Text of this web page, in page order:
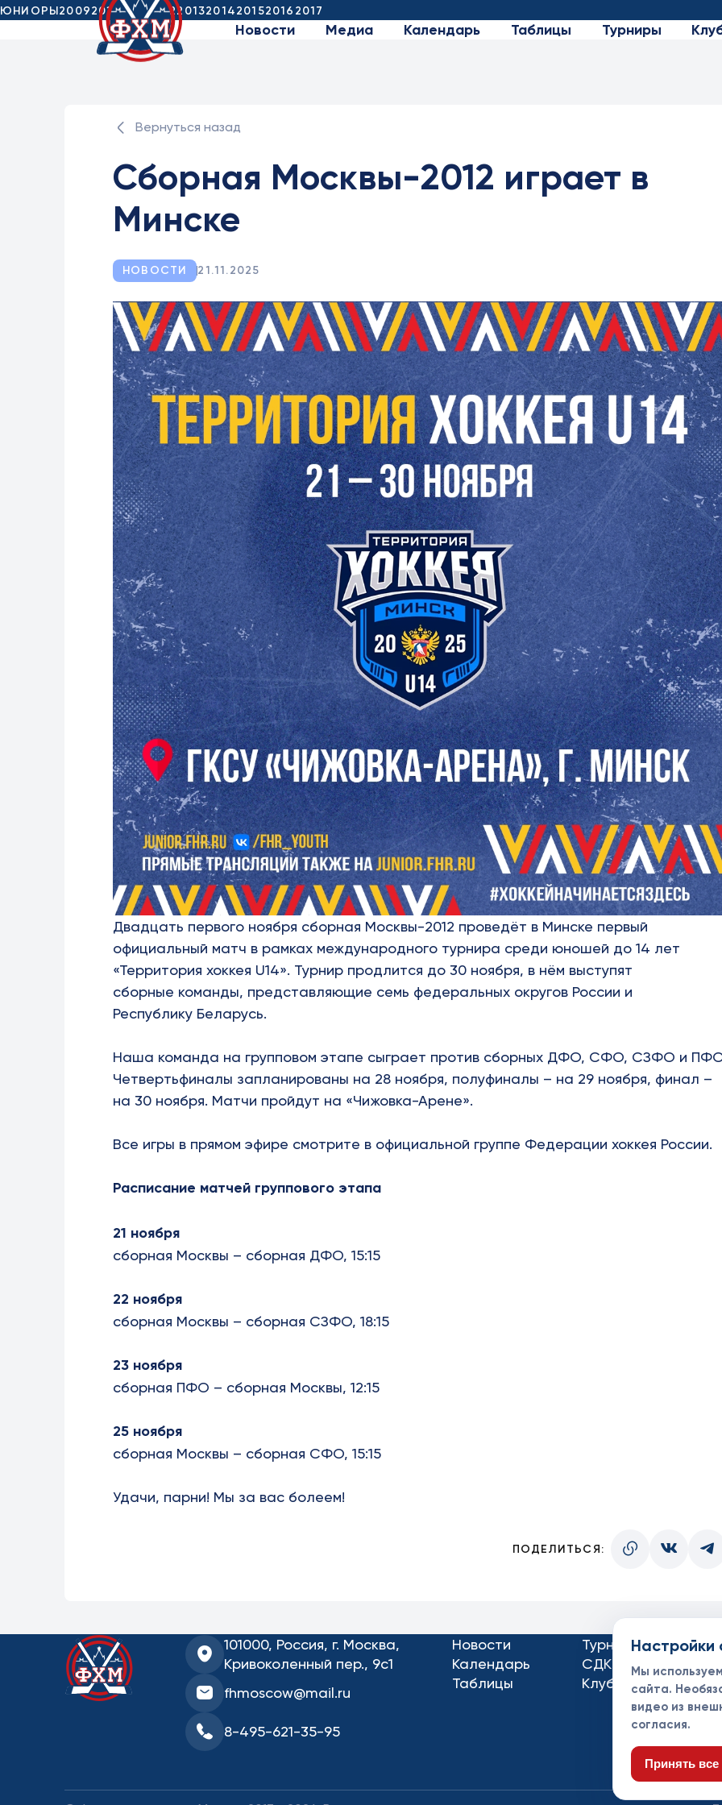
ЮНИОРЫ20092010201120122013201420152016 2017
Новости Медиа Календарь Таблицы Турниры
Вернуться назад
Сборная Москвы-2012 играет в
Минске
НОВОСТИ 21.11.2025
Двадцать первого ноября сборная Москвы-2012 проведёт в Минске первый
официальный матч в рамках международного турнира среди юношей до 14 лет
«Территория хоккея U14». Турнир продлится до 30 ноября, в нём выступят
сборные команды, представляющие семь федеральных округов России и
Республику Беларусь.
Наша команда на групповом этапе сыграет против сборных ДФО, СФО, СЗФО и
Четвертьфиналы запланированы на 28 ноября, полуфиналы – на 29 ноября, финал –
на 30 ноября. Матчи пройдут на «Чижовка-Арене».
Все игры в прямом эфире смотрите в официальной группе Федерации хоккея России.
Расписание матчей группового этапа
21 ноября
сборная Москвы – сборная ДФО, 15:15
22 ноября
сборная Москвы – сборная СЗФО, 18:15
23 ноября
сборная ПФО – сборная Москвы, 12:15
25 ноября
сборная Москвы – сборная СФО, 15:15
Удачи, парни! Мы за вас болеем!
ПОДЕЛИТЬСЯ:
101000, Россия, г. Москва,
Кривоколенный пер., 9с1
fhmoscow@mail.ru
8-495-621-35-95
Новости
Календарь
Таблицы
Турниры
СДК
Клубы
Настройки
Мы
сайта.
видео из
согласия.
Принять все